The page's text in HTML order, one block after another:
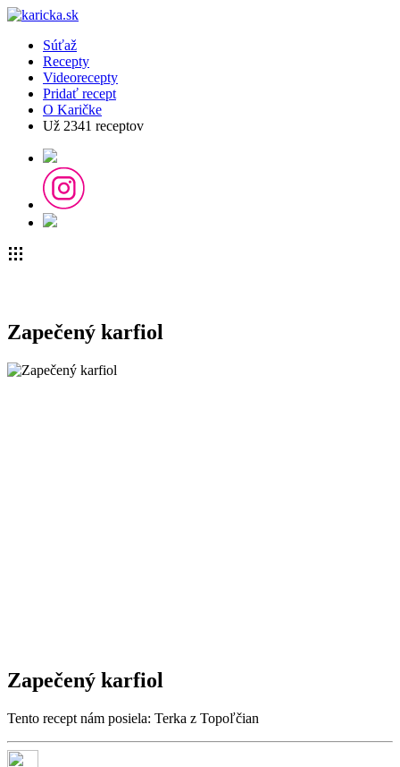
Súťaž
Recepty
Videorecepty
Pridať recept
O Karičke
Už 2341 receptov
Zapečený karfiol
Zapečený karfiol
Tento recept nám posiela: Terka z Topoľčian